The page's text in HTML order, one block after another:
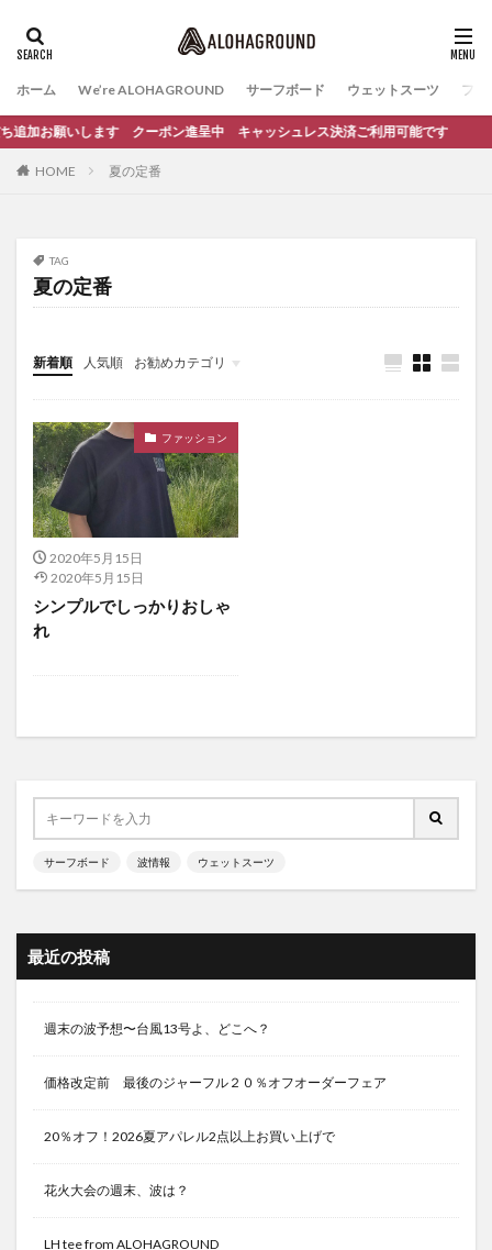
ホーム We’re ALOHAGROUND サーフボード ウェットスーツ ファ
願いします クーポン進呈中 キャッシュレス決済ご利用可能です
HOME 夏の定番
TAG
夏の定番
新着順 人気順 お勧めカテゴリ
イベント
サーフィンスクール
ファッション
2020年5月15日
2020年5月15日
シンプルでしっかりおしゃ
れ
サーフボード 波情報 ウェットスーツ
最近の投稿
週末の波予想〜台風13号よ、どこへ？
価格改定前 最後のジャーフル２０％オフオーダーフェア
20％オフ！2026夏アパレル2点以上お買い上げで
花火大会の週末、波は？
LH tee from ALOHAGROUND